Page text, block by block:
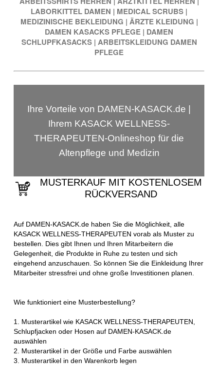
LABORKITTEL DAMEN | MEDICAL SCRUBS |
MEDIZINISCHE BEKLEIDUNG | ÄRZTE KLEIDUNG |
DAMEN KASACKS PFLEGE | DAMEN
SCHLUPFKASACKS | ARBEITSKLEIDUNG DAMEN
PFLEGE
Ihre Vorteile von DAMEN-KASACK.de |
Ihrem KASACK WELLNESS-
THERAPEUTEN-Onlineshop für die
Altenpflege und Medizin
MUSTERKAUF MIT KOSTENLOSEM
RÜCKVERSAND
Auf DAMEN-KASACK.de haben Sie die Möglichkeit, alle
KASACK WELLNESS-THERAPEUTEN vorab als Muster zu
bestellen. Dies gibt Ihnen und Ihren Mitarbeitern die
Gelegenheit, die Produkte in Ruhe zu testen und sich
eingehend anzuschauen. So können Sie die Einkleidung Ihrer
Mitarbeiter stressfrei und ohne große Investitionen planen.
Wie funktioniert eine Musterbestellung?
1. Musterartikel wie KASACK WELLNESS-THERAPEUTEN,
Schlupfjacken oder Hosen auf DAMEN-KASACK.de
auswählen
2. Musterartikel in der Größe und Farbe auswählen
3. Musterartikel in den Warenkorb legen